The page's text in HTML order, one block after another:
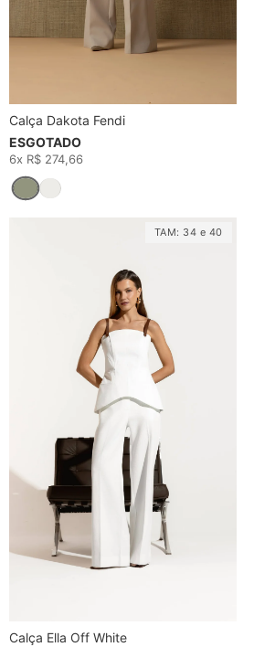
Calça Dakota Fendi
ESGOTADO
6x R$ 274,66
Calça Ella Off White
TAM: 34 e 40